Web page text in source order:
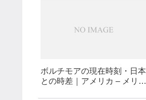
ボルチモアの現在時刻・日本
との時差｜アメリカ – メリー